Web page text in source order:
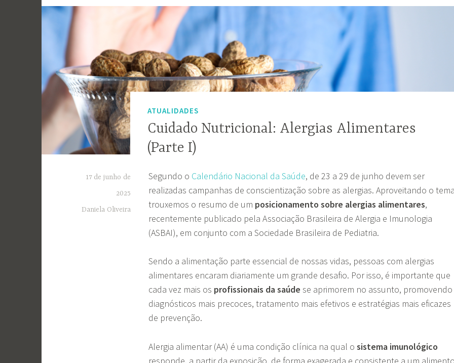
ATUALIDADES
Cuidado Nutricional: Alergias Alimentares
(Parte I)
17 de junho de
2025
Daniela Oliveira
Segundo o Calendário Nacional da Saúde, de 23 a 29 de junho devem ser
realizadas campanhas de conscientização sobre as alergias. Aproveitando o
trouxemos o resumo de um posicionamento sobre alergias alimentares,
recentemente publicado pela Associação Brasileira de Alergia e Imunologia
(ASBAI), em conjunto com a Sociedade Brasileira de Pediatria.
Sendo a alimentação parte essencial de nossas vidas, pessoas com alergias
alimentares encaram diariamente um grande desafio. Por isso, é importante que
cada vez mais os profissionais da saúde se aprimorem no assunto, promovendo
diagnósticos mais precoces, tratamento mais efetivos e estratégias mais eficazes
de prevenção.
Alergia alimentar (AA) é uma condição clínica na qual o sistema imunológico